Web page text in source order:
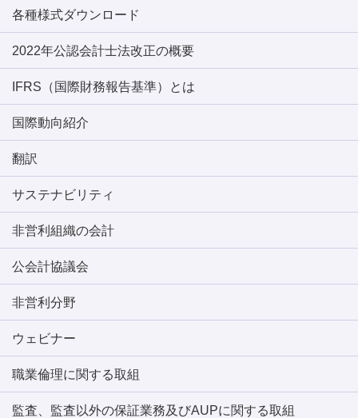
各種様式ダウンロード
2022年公認会計士法改正の概要
IFRS（国際財務報告基準）とは
国際動向紹介
翻訳
サステナビリティ
非営利組織の会計
公会計協議会
非営利分野
ウェビナー
職業倫理に関する取組
監査、監査以外の保証業務及びAUPに関する取組